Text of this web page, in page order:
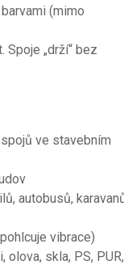
(mimo
Spoje „drží“ bez
ve stavebním
autobusů,
vibrace)
olova, skla, PS, PUR,